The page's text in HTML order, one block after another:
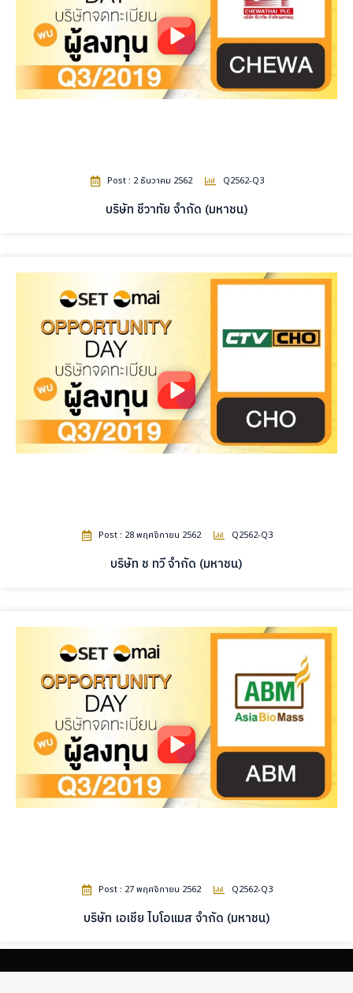
Post : 2 ธันวาคม 2562 Q2562-Q3
บริษัท ชีวาทัย จำกัด (มหาชน)
Post : 28 พฤศจิกายน 2562 Q2562-Q3
บริษัท ช ทวี จำกัด (มหาชน)
Post : 27 พฤศจิกายน 2562 Q2562-Q3
บริษัท เอเชีย ไบโอแมส จำกัด (มหาชน)